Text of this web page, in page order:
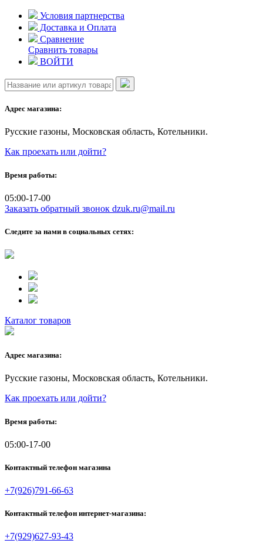
Skip
content
Условия партнерства
Доставка и Оплата
Сравнение
Сравнить товары
ВОЙТИ
Адрес магазина:
Русские газоны, Московская область, Котельники.
Как проехать или дойти?
Время работы:
05:00-17-00
Заказать обратный звонок dzuk.ru@mail.ru
Следите за нами в социальных сетях:
Каталог товаров
Адрес магазина:
Русские газоны, Московская область, Котельники.
Как проехать или дойти?
Время работы:
05:00-17-00
Контактный телефон магазина
+7(926)791-66-63
Контактный телефон интернет-магазина:
+7(929)627-93-43